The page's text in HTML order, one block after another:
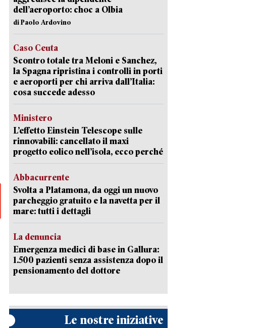
dell’aeroporto: choc a Olbia
di Paolo Ardovino
Caso Ceuta
Scontro totale tra Meloni e Sanchez,
la Spagna ripristina i controlli in porti
e aeroporti per chi arriva dall’Italia:
cosa succede adesso
Ministero
L’effetto Einstein Telescope sulle
rinnovabili: cancellato il maxi
progetto eolico nell’isola, ecco perché
Abbacurrente
Svolta a Platamona, da oggi un nuovo
parcheggio gratuito e la navetta per il
mare: tutti i dettagli
La denuncia
Emergenza medici di base in Gallura:
1.500 pazienti senza assistenza dopo il
pensionamento del dottore
Le nostre iniziative